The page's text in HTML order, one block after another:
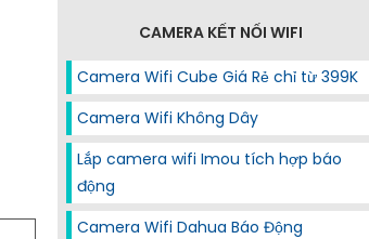
CAMERA KẾT NỐI WIFI
Camera Wifi Cube Giá Rẻ chỉ từ 399K
Camera Wifi Không Dây
Lắp camera wifi Imou tích hợp báo
động
Camera Wifi Dahua Báo Động